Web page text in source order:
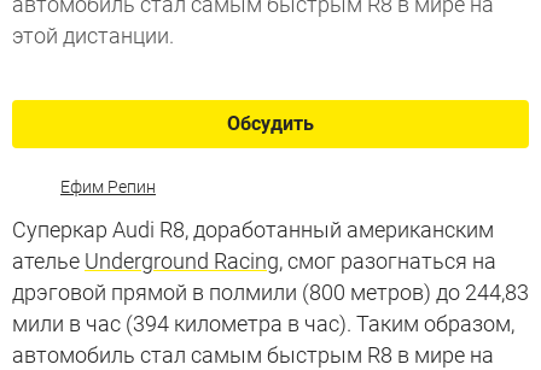
этой дистанции.
Обсудить
Ефим Репин
Суперкар Audi R8, доработанный американским
ателье Underground Racing, смог разогнаться на
дрэговой прямой в полмили (800 метров) до 244,83
мили в час (394 километра в час). Таким образом,
автомобиль стал самым быстрым R8 в мире на